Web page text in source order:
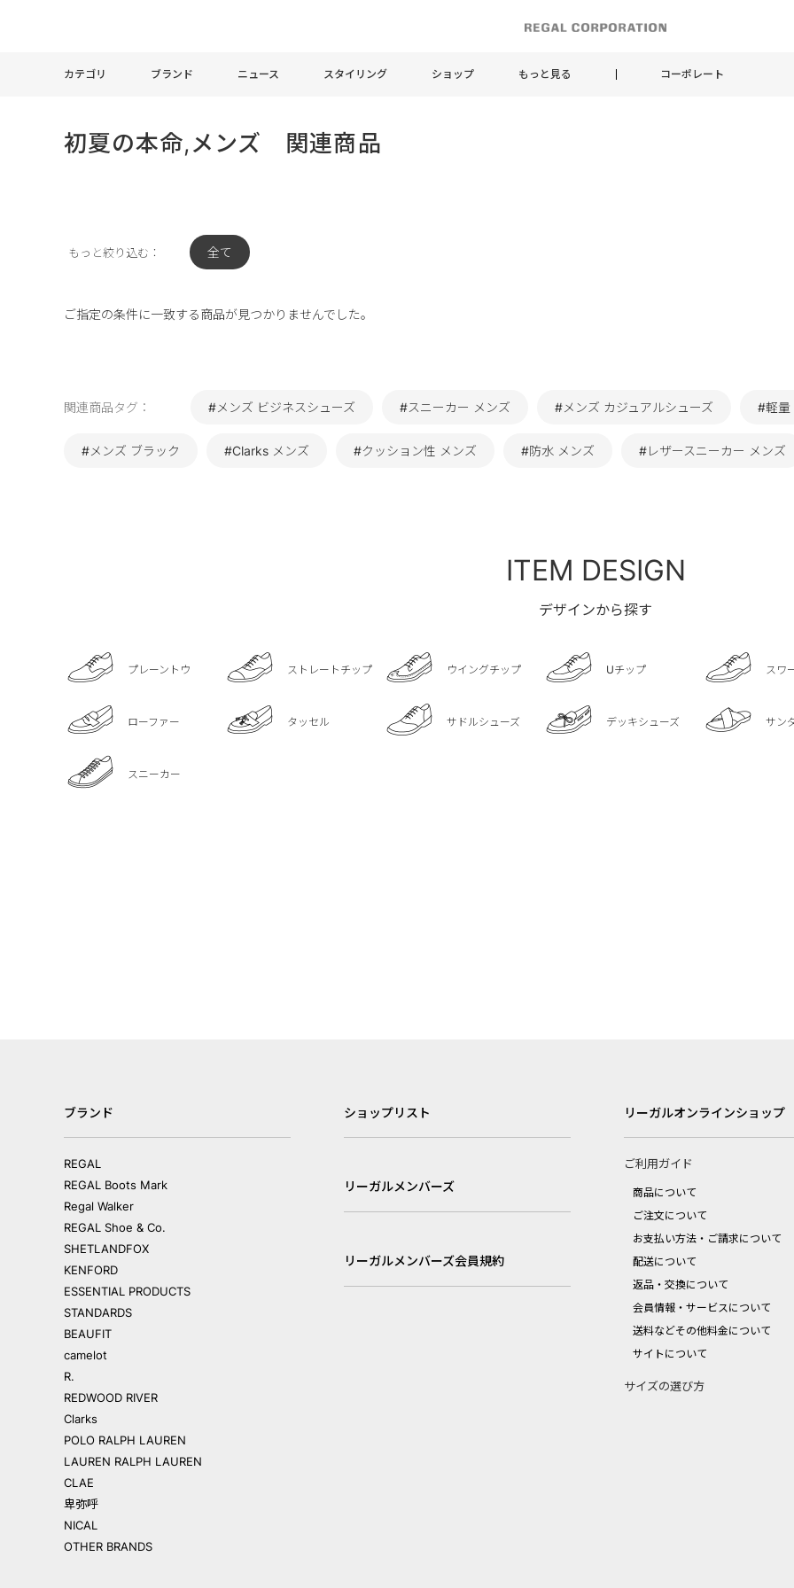
カテゴリ ブランド ニュース スタイリング ショップ もっと見る コーポレート
初夏の本命,メンズ 関連商品
もっと絞り込む： 全て
ご指定の条件に一致する商品が見つかりませんでした。
関連商品タグ： #メンズ ビジネスシューズ #スニーカー メンズ #メンズ カジュアルシューズ #軽量
#メンズ ブラック #Clarks メンズ #クッション性 メンズ #防水 メンズ #レザースニーカー メンズ
ITEM DESIGN
デザインから探す
プレーントウ ストレートチップ ウイングチップ Uチップ スワ
ローファー タッセル サドルシューズ デッキシューズ サン
スニーカー
ブランド
REGAL
REGAL Boots Mark
Regal Walker
REGAL Shoe & Co.
SHETLANDFOX
KENFORD
ESSENTIAL PRODUCTS
STANDARDS
BEAUFIT
camelot
R.
REDWOOD RIVER
Clarks
POLO RALPH LAUREN
LAUREN RALPH LAUREN
CLAE
卑弥呼
NICAL
OTHER BRANDS
ショップリスト
リーガルメンバーズ
リーガルメンバーズ会員規約
リーガルオンラインショップ
ご利用ガイド
商品について
ご注文について
お支払い方法・ご請求について
配送について
返品・交換について
会員情報・サービスについて
送料などその他料金について
サイトについて
サイズの選び方